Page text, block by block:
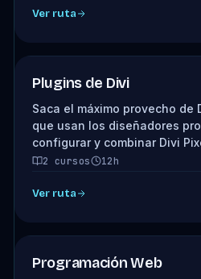
Ver ruta
Plugins de Divi
Saca el máximo provecho de
que usan los diseñadores
configurar y combinar Divi
2 cursos 12h
Ver ruta
Programación Web